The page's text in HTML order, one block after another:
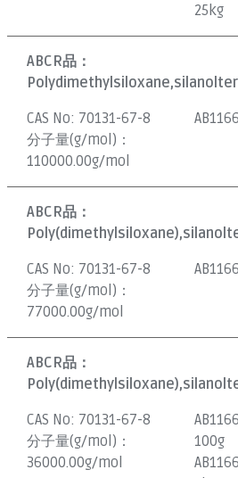
25kg
ABCR品：
CAS No: 70131-67-8
分子量(g/mol)：
110000.00g/mol
ABCR品：
CAS No: 70131-67-8
分子量(g/mol)：
77000.00g/mol
ABCR品：
CAS No: 70131-67-8
分子量(g/mol)：
36000.00g/mol
100g